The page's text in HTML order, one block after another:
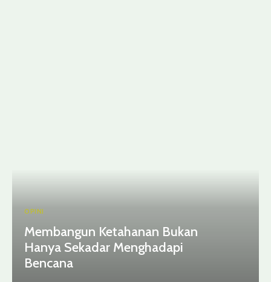
OPINI
Membangun Ketahanan Bukan
Hanya Sekadar Menghadapi
Bencana